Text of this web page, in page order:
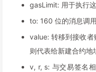
gasLimit: 用于执行
to: 160 位的消息调
value: 转移到接收者
则代表给新建合约地
v, r, s: 与交易签名